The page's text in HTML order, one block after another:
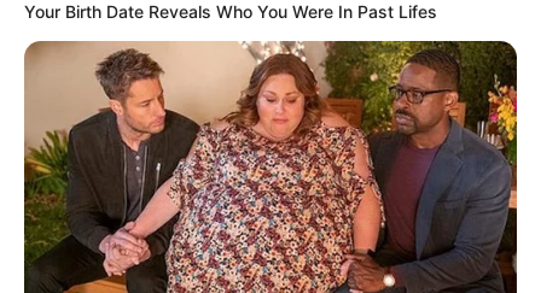
Your Birth Date Reveals Who You Were In Past Lifes